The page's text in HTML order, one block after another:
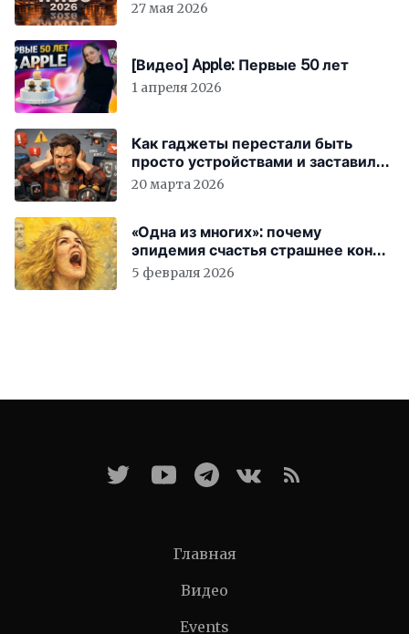
27 мая 2026
[Видео] Apple: Первые 50 лет
1 апреля 2026
Как гаджеты перестали быть
просто устройствами и заставили
вас бесплатно работать
20 марта 2026
«Одна из многих»: почему
эпидемия счастья страшнее конца
света
5 февраля 2026
Главная
Видео
Events